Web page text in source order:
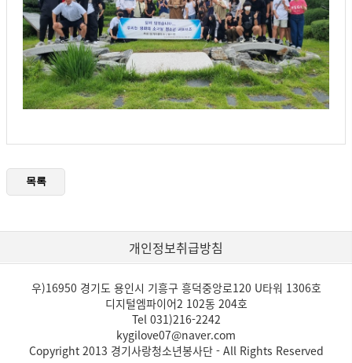
개인정보취급방침
우)16950 경기도 용인시 기흥구 흥덕중앙로120 U타워 1306호
디지털엠파이어2 102동 204호
Tel 031)216-2242
kygilove07@naver.com
Copyright 2013 경기사랑청소년봉사단 - All Rights Reserved